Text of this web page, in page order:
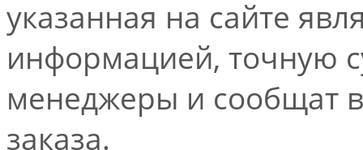
указанная на сайте
информацией, точную
менеджеры и сообщат
заказа.